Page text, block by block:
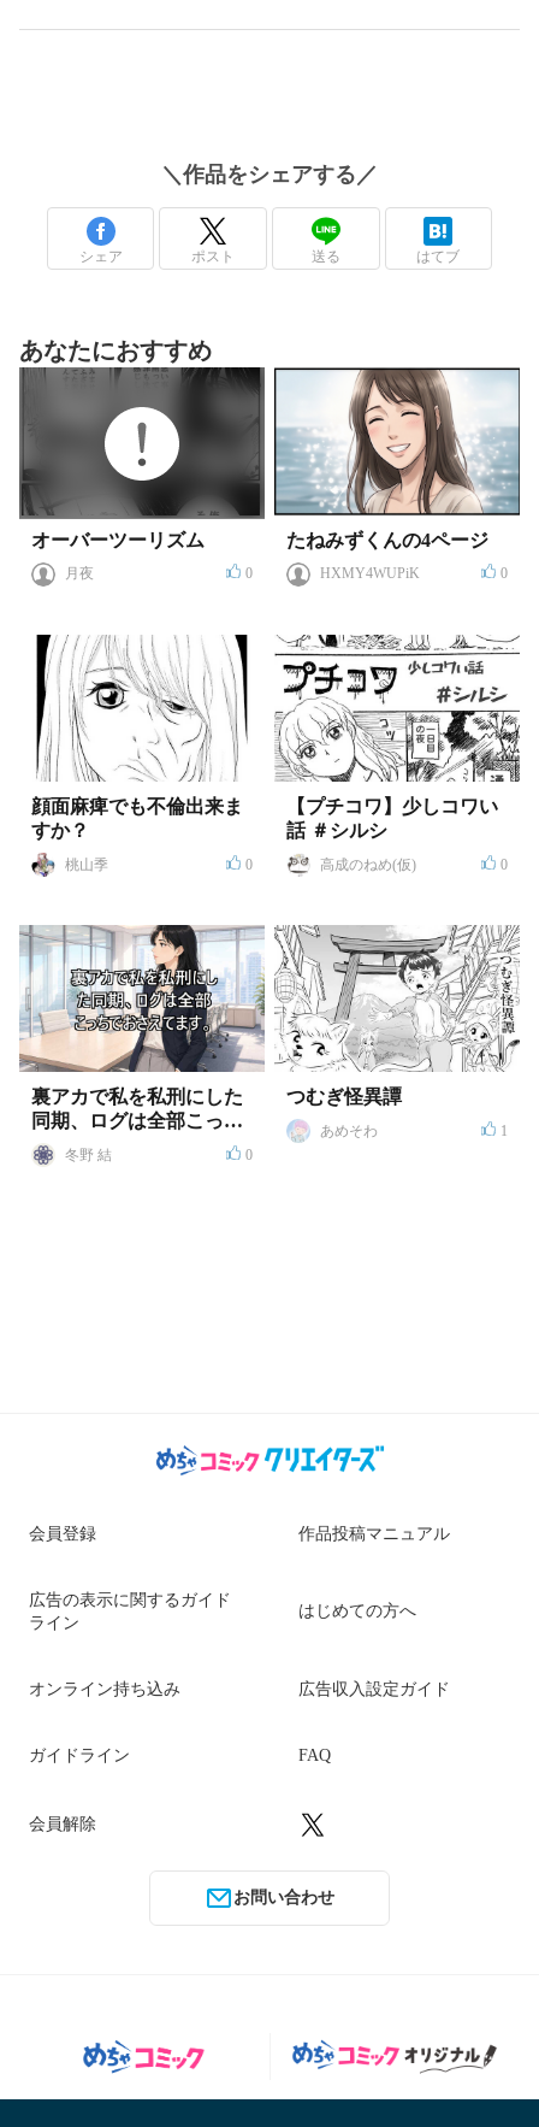
＼作品をシェアする／
シェア ポスト 送る はてブ
あなたにおすすめ
オーバーツーリズム
月夜 0
たねみずくんの4ページ
HXMY4WUPiK 0
顔面麻痺でも不倫出来ま
すか？
桃山季 0
【プチコワ】少しコワい
話 ＃シルシ
高成のねめ(仮) 0
裏アカで私を私刑にした
同期、ログは全部こっち
で抑えてます
冬野 結 0
つむぎ怪異譚
あめそわ 1
会員登録 作品投稿マニュアル
広告の表示に関するガイド
ライン
はじめての方へ
オンライン持ち込み 広告収入設定ガイド
ガイドライン FAQ
会員解除
お問い合わせ